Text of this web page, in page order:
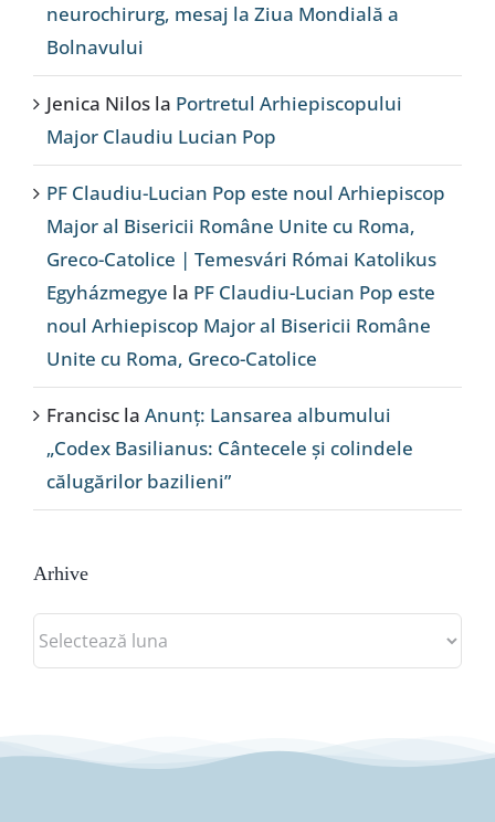
neurochirurg, mesaj la Ziua Mondială a
Bolnavului
Jenica Nilos la Portretul Arhiepiscopului
Major Claudiu Lucian Pop
PF Claudiu-Lucian Pop este noul Arhiepiscop
Major al Bisericii Române Unite cu Roma,
Greco-Catolice | Temesvári Római Katolikus
Egyházmegye la PF Claudiu-Lucian Pop este
noul Arhiepiscop Major al Bisericii Române
Unite cu Roma, Greco-Catolice
Francisc la Anunț: Lansarea albumului
„Codex Basilianus: Cântecele și colindele
călugărilor bazilieni”
Arhive
Arhive